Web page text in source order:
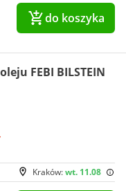
do koszyka
FEBI BILSTEIN
Kraków:wt. 11.08